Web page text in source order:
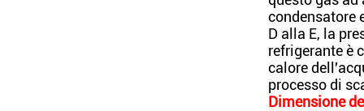
condensatore
D alla E, la
refrigerante è
calore
processo di
Dimensione